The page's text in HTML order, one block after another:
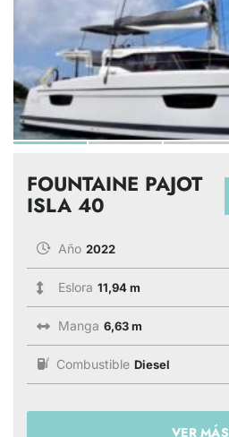
FOUNTAINE PAJOT
ISLA 40
Año 2022
Eslora 11,94 m
Manga 6,63 m
Combustible Diesel
VER MÁS